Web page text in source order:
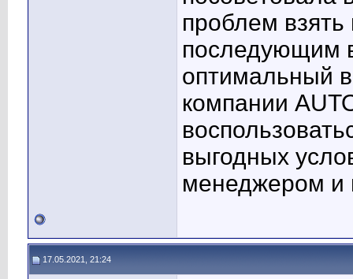
проблем
последующим
оптимальный
компании
выгодных
менеджером и
17.05.2021, 21:24